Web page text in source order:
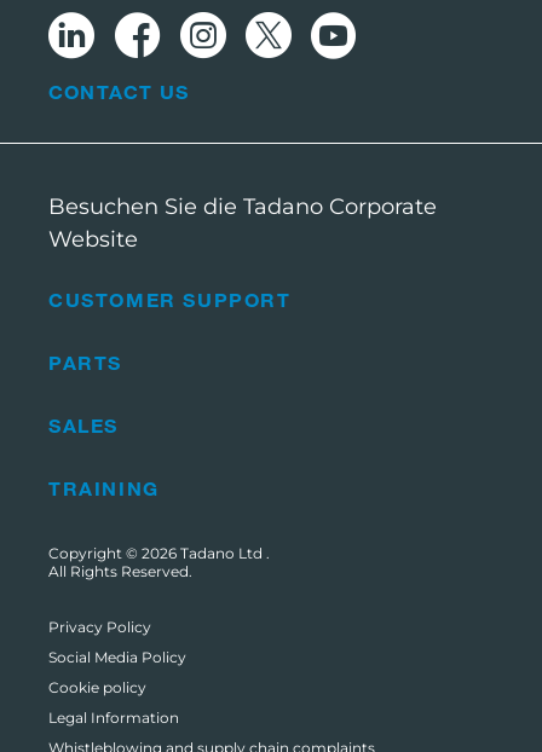
CUSTOMER SUPPORT
PARTS
SALES
TRAINING
CONTACT US
Besuchen Sie die Tadano Corporate
Website
Copyright © 2026 Tadano Ltd .
All Rights Reserved.
Privacy Policy
Social Media Policy
Cookie policy
Legal Information
Whistleblowing and supply chain complaints